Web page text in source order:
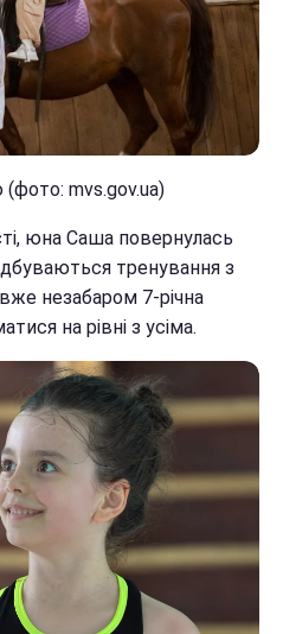
(фото: mvs.gov.ua)
юна Саша повернулась
тренування з
незабаром 7-річна
на рівні з усіма.